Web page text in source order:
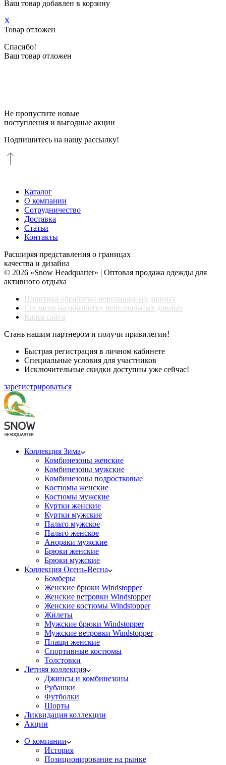
Ваш товар добавлен в корзину
X
Товар отложен
Спасибо!
Ваш товар отложен
Не пропустите новые
поступления и выгодные акции
Подпишитесь на нашу рассылку!
Каталог
О компании
Сотрудничество
Доставка
Статьи
Контакты
Расширяя представления о границах
качества и дизайна
© 2026 «Snow Headquarter» | Оптовая продажа одежды для
активного отдыха
Политика обработки персональных данных
Согласие на обработку персональных данных
Карта сайта
Стань нашим партнером и получи привилегии!
Быстрая регистрация в личном кабинете
Специальные условия для участников
Исключительные скидки доступны уже сейчас!
зарегистрироваться
Коллекция Зима
Комбинезоны женские
Комбинезоны мужские
Комбинезоны подростковые
Костюмы женские
Костюмы мужские
Куртки женские
Куртки мужские
Пальто мужское
Пальто женское
Анораки мужские
Брюки женские
Брюки мужские
Коллекция Осень-Весна
Бомберы
Женские брюки Windstopper
Женские ветровки Windstopper
Женские костюмы Windstopper
Жилеты
Мужские брюки Windstopper
Мужские ветровки Windstopper
Плащи женские
Спортивные костюмы
Толстовки
Летняя коллекция
Джинсы и комбинезоны
Рубашки
Футболки
Шорты
Ликвидация коллекции
Акции
О компании
История
Позиционирование на рынке